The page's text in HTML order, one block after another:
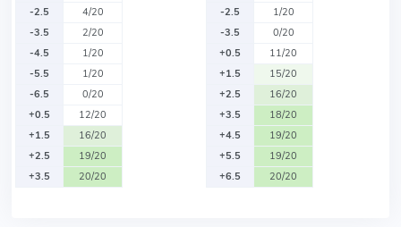
-2.5
4/20
-3.5
2/20
-4.5
1/20
-5.5
1/20
-6.5
0/20
+0.5
12/20
+1.5
16/20
+2.5
19/20
+3.5
20/20
-2.5
1/20
-3.5
0/20
+0.5
11/20
+1.5
15/20
+2.5
16/20
+3.5
18/20
+4.5
19/20
+5.5
19/20
+6.5
20/20